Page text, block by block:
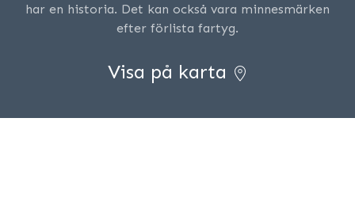
har en historia. Det kan också vara minnesmärken
efter förlista fartyg.
Visa på karta